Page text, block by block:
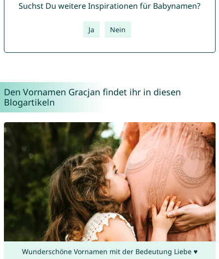
Suchst Du weitere Inspirationen für Babynamen?
Ja Nein
Den Vornamen Gracjan findet ihr in diesen
Blogartikeln
Wunderschöne Vornamen mit der Bedeutung Liebe ♥